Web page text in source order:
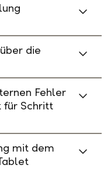
die
Fehler
für Schritt
mit dem